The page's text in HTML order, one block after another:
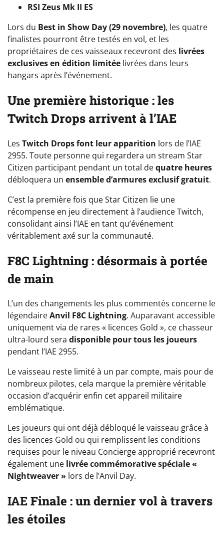
RSI Zeus Mk II ES
Lors du Best in Show Day (29 novembre), les quatre
finalistes pourront être testés en vol, et les
propriétaires de ces vaisseaux recevront des livrées
exclusives en édition limitée livrées dans leurs
hangars après l’événement.
Une première historique : les
Twitch Drops arrivent à l’IAE
Les Twitch Drops font leur apparition lors de l’IAE
2955. Toute personne qui regardera un stream Star
Citizen participant pendant un total dequatre heures
débloquera un ensemble d’armures exclusif gratuit.
C’est la première fois que Star Citizen lie une
récompense en jeu directement à l’audience Twitch,
consolidant ainsi l’IAE en tant qu’événement
véritablement axé sur la communauté.
F8C Lightning : désormais à portée
de main
L’un des changements les plus commentés concerne le
légendaireAnvil F8C Lightning. Auparavant accessible
uniquement via de rares « licences Gold », ce chasseur
ultra-lourd sera disponible pour tous les joueurs
pendant l’IAE 2955.
Le vaisseau reste limité à un par compte, mais pour de
nombreux pilotes, cela marque la première véritable
occasion d’acquérir enfin cet appareil militaire
emblématique.
Les joueurs qui ont déjà débloqué le vaisseau grâce à
des licences Gold ou qui remplissent les conditions
requises pour le niveau Concierge approprié recevront
également une livrée commémorative spéciale «
Nightweaver » lors de l’Anvil Day.
IAEFinale : un dernier vol à travers
les étoiles